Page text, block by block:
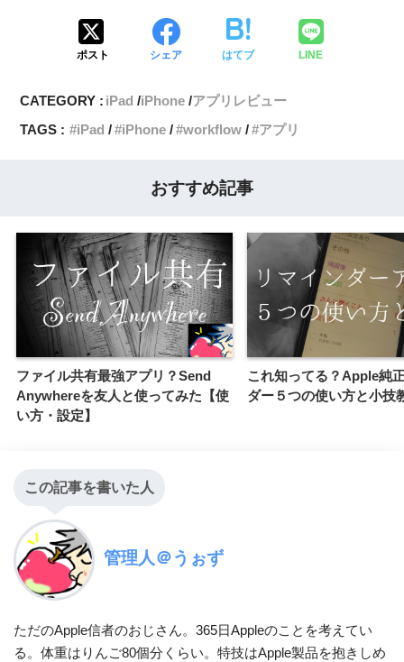
ポスト シェア はてブ LINE
CATEGORY : iPad iPhone アプリレビュー
TAGS :
iPad iPhone workflow アプリ
おすすめ記事
ファイル共有最強アプリ？Send
Anywhereを友人と使ってみた【使
い方・設定】
これ知ってる？Apple純
ダー５つの使い方と小技
この記事を書いた人
管理人＠うぉず
ただのApple信者のおじさん。365日Appleのことを考えてい
る。体重はりんご80個分くらい。特技はApple製品を抱きしめ